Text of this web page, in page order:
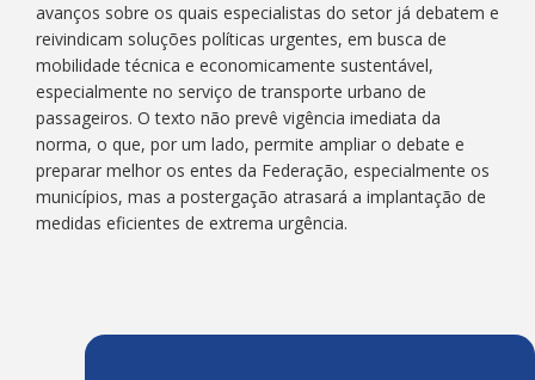
avanços sobre os quais especialistas do setor já debatem e
reivindicam soluções políticas urgentes, em busca de
mobilidade técnica e economicamente sustentável,
especialmente no serviço de transporte urbano de
passageiros. O texto não prevê vigência imediata da
norma, o que, por um lado, permite ampliar o debate e
preparar melhor os entes da Federação, especialmente os
municípios, mas a postergação atrasará a implantação de
medidas eficientes de extrema urgência.